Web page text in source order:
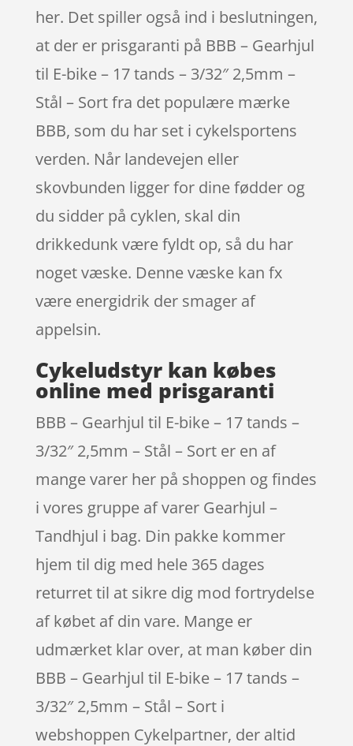
her. Det spiller også ind i beslutningen,
at der er prisgaranti på BBB – Gearhjul
til E-bike – 17 tands – 3/32″ 2,5mm –
Stål – Sort fra det populære mærke
BBB, som du har set i cykelsportens
verden. Når landevejen eller
skovbunden ligger for dine fødder og
du sidder på cyklen, skal din
drikkedunk være fyldt op, så du har
noget væske. Denne væske kan fx
være energidrik der smager af
appelsin.
Cykeludstyr kan købes
online med prisgaranti
BBB – Gearhjul til E-bike – 17 tands –
3/32″ 2,5mm – Stål – Sort er en af
mange varer her på shoppen og findes
i vores gruppe af varer Gearhjul –
Tandhjul i bag. Din pakke kommer
hjem til dig med hele 365 dages
returret til at sikre dig mod fortrydelse
af købet af din vare. Mange er
udmærket klar over, at man køber din
BBB – Gearhjul til E-bike – 17 tands –
3/32″ 2,5mm – Stål – Sort i
webshoppen Cykelpartner, der altid